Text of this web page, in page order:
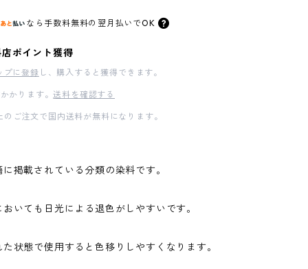
なら 手数料無料の 翌月払いでOK
ポイント獲得
プに登録 し、購入すると獲得できます。
かります。送料を確認する
ご注文で国内送料が無料になります。
掲載されている分類の染料です。
いても日光による退色がしやすいです。
状態で使用すると色移りしやすくなります。